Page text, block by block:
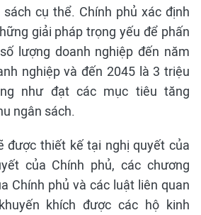
cụ thể. Chính phủ xác định
giải pháp trọng yếu để phấn
lượng doanh nghiệp đến năm
nghiệp và đến 2045 là 3 triệu
như đạt các mục tiêu tăng
ngân sách.
được thiết kế tại nghị quyết của
của Chính phủ, các chương
Chính phủ và các luật liên quan
khích được các hộ kinh